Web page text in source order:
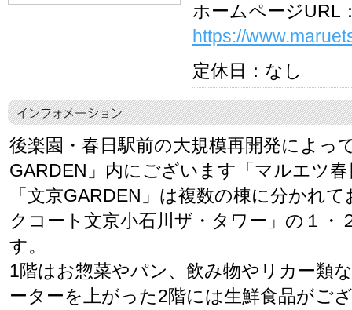
ホームページURL
https://
定休日：なし
後楽園・春日駅前の大規模再開発によっ
GARDEN」内にございます「マルエツ
「文京GARDEN」は複数の棟に分かれ
クコート文京小石川ザ・タワー」の１・
す。
1階はお惣菜やパン、飲み物やリカー類
ーターを上がった2階には生鮮食品がご